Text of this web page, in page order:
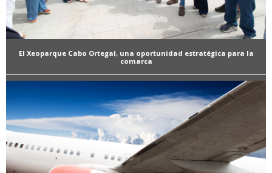
El Xeoparque Cabo Ortegal, una oportunidad estratégica para la
comarca